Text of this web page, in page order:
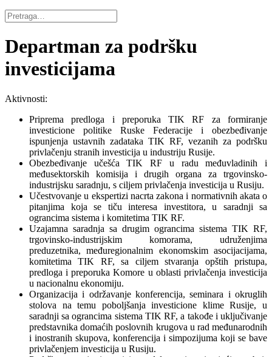
Departman za podršku
investicijama
Aktivnosti:
Priprema predloga i preporuka TIK RF za formiranje
investicione politike Ruske Federacije i obezbeđivanje
ispunjenja ustavnih zadataka TIK RF, vezanih za podršku
privlačenju stranih investicija u industriju Rusije.
Obezbeđivanje učešća TIK RF u radu međuvladinih i
međusektorskih komisija i drugih organa za trgovinsko-
industrijsku saradnju, s ciljem privlačenja investicija u Rusiju.
Učestvovanje u ekspertizi nacrta zakona i normativnih akata o
pitanjima koja se tiču interesa investitora, u saradnji sa
ograncima sistema i komitetima TIK RF.
Uzajamna saradnja sa drugim ograncima sistema TIK RF,
trgovinsko-industrijskim komorama, udruženjima
preduzetnika, međuregionalnim ekonomskim asocijacijama,
komitetima TIK RF, sa ciljem stvaranja opštih pristupa,
predloga i preporuka Komore u oblasti privlačenja investicija
u nacionalnu ekonomiju.
Organizacija i održavanje konferencija, seminara i okruglih
stolova na temu poboljšanja investicione klime Rusije, u
saradnji sa ograncima sistema TIK RF, a takođe i uključivanje
predstavnika domaćih poslovnih krugova u rad međunarodnih
i inostranih skupova, konferencija i simpozijuma koji se bave
privlačenjem investicija u Rusiju.